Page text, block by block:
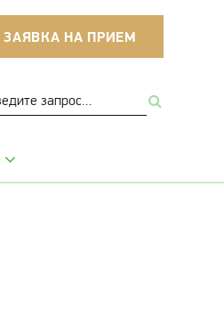
ЗАЯВКА НА ПРИЕМ